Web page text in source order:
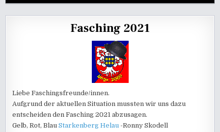
Fasching 2021
Liebe Faschingsfreunde/innen.
Aufgrund der aktuellen Situation mussten wir uns dazu
entscheiden den Fasching 2021 abzusagen.
Gelb, Rot, BlauStarkenberg Helau -Ronny Skodell